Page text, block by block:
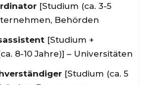
[Studium (ca. 3-5
Behörden
[Studium +
8-10 Jahre)] – Universitäten
[Studium (ca. 5